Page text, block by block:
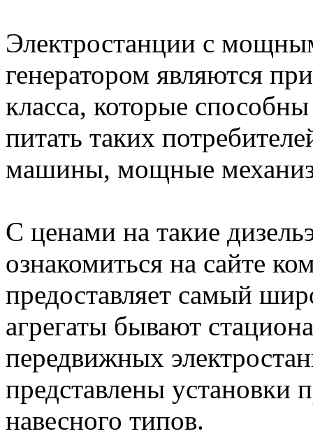
Электростанции с
генератором являются
класса, которые
питать таких
машины, мощные
С ценами на такие
ознакомиться на сайте
предоставляет самый
агрегаты бывают
передвижных
представлены установки
навесного типов.